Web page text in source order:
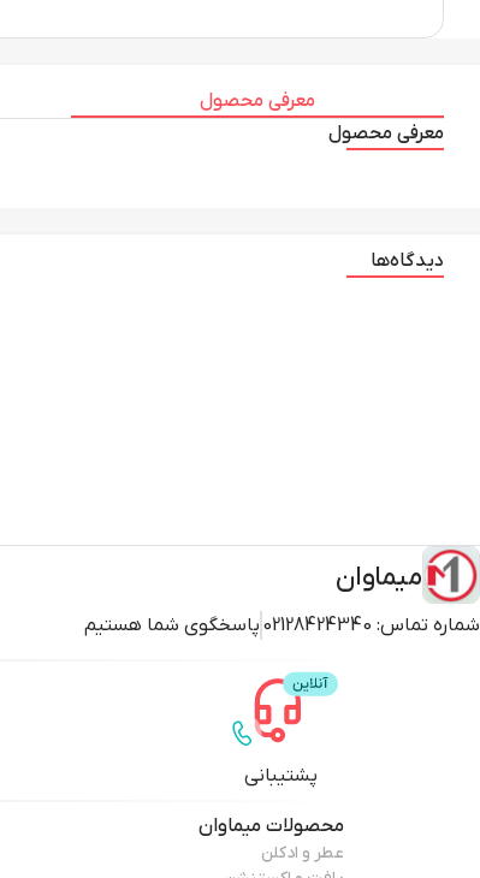
معرفی محصول
معرفی محصول
دیدگاه‌ها
میماوان
شماره تماس: 02128424340 پاسخگوی شما هستیم
پشتیبانی
محصولاتمیماوان
عطر و ادکلن